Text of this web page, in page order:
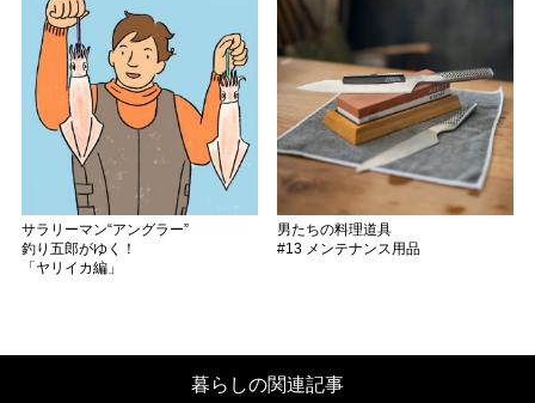
サラリーマン“アングラー”
釣り五郎がゆく！
「ヤリイカ編」
男たちの料理道具
#13 メンテナンス用品
暮らしの関連記事